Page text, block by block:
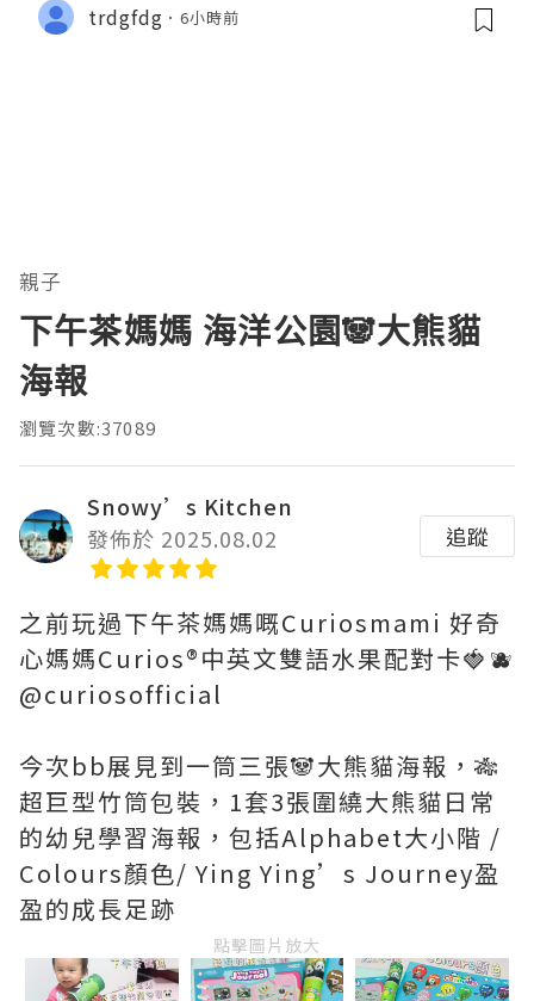
trdgfdg 6小時前
親子
下午茶媽媽 海洋公園🐼大熊貓
海報
瀏覽次數:37089
Snowy’s Kitchen
發佈於 2025.08.02
追蹤
之前玩過下午茶媽媽嘅Curiosmami 好奇
心媽媽Curios®️中英文雙語水果配對卡🍓🫐
@curiosofficial
今次bb展見到一筒三張🐼大熊貓海報，🎋
超巨型竹筒包裝，1套3張圍繞大熊貓日常
的幼兒學習海報，包括Alphabet大小階 /
Colours顏色/ Ying Ying’s Journey盈
盈的成長足跡
點擊圖片放大